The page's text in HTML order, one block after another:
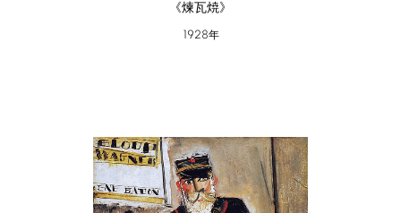
《煉瓦焼》
1928年